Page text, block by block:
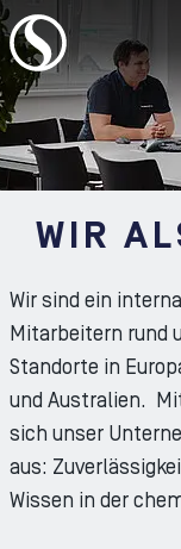
Zum Inhalt der Seite
WIR
Wir sind ein
Mitarbeitern rund
Standorte in
und Australien.
sich unser
aus:
Wissen in der